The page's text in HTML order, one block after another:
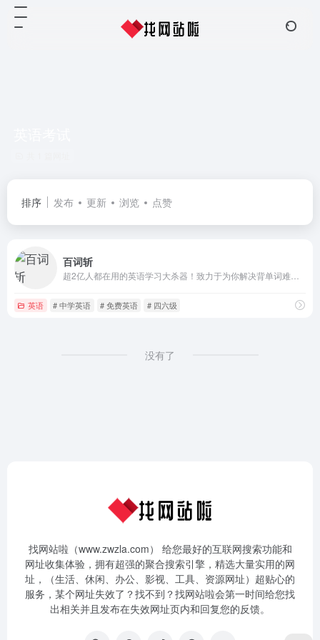
排序 发布 更新 浏览 点赞
百词斩
英语 # 中学英语 # 免费英语 # 四六级
没有了
找网站啦（www.zwzla.com） 给您最好的互联网搜索功能和
网址收集体验，拥有超强的聚合搜索引擎，精选大量实用的网
址，（生活、休闲、办公、影视、工具、资源网址）超贴心的
服务，某个网址失效了？找不到？找网站啦会第一时间给您找
出相关并且发布在失效网址页内和回复您的反馈。